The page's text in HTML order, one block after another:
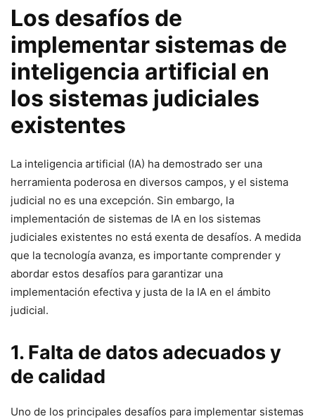
Los desafíos de
implementar sistemas de
inteligencia artificial en
los sistemas judiciales
existentes
La inteligencia artificial (IA) ha demostrado ser una
herramienta poderosa en diversos campos, y el sistema
judicial no es una excepción. Sin embargo, la
implementación de sistemas de IA en los sistemas
judiciales existentes no está exenta de desafíos. A medida
que la tecnología avanza, es importante comprender y
abordar estos desafíos para garantizar una
implementación efectiva y justa de la IA en el ámbito
judicial.
1. Falta de datos adecuados y
de calidad
Uno de los principales desafíos para implementar sistemas